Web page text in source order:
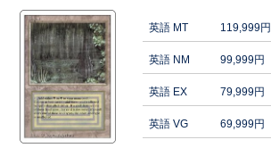
英語 MT 119,999円
英語 NM 99,999円
英語 EX 79,999円
英語 VG 69,999円